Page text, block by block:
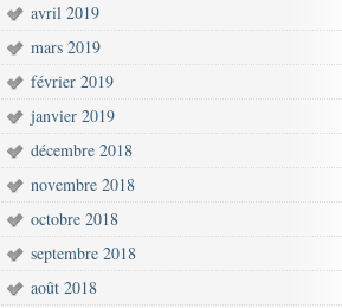
avril 2019
mars 2019
février 2019
janvier 2019
décembre 2018
novembre 2018
octobre 2018
septembre 2018
août 2018